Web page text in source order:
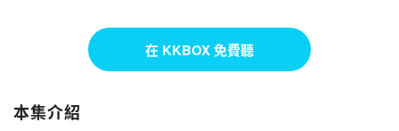
在 KKBOX 免費聽
本集介紹